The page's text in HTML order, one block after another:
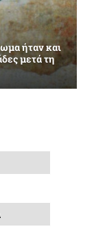
ήταν και
μετά τη